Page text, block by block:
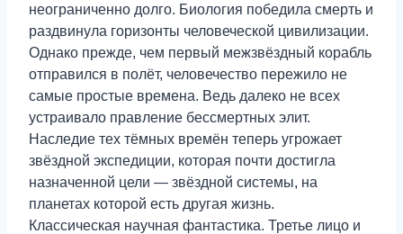
неограниченно долго. Биология победила смерть и
раздвинула горизонты человеческой цивилизации.
Однако прежде, чем первый межзвёздный корабль
отправился в полёт, человечество пережило не
самые простые времена. Ведь далеко не всех
устраивало правление бессмертных элит.
Наследие тех тёмных времён теперь угрожает
звёздной экспедиции, которая почти достигла
назначенной цели — звёздной системы, на
планетах которой есть другая жизнь.
Классическая научная фантастика. Третье лицо и